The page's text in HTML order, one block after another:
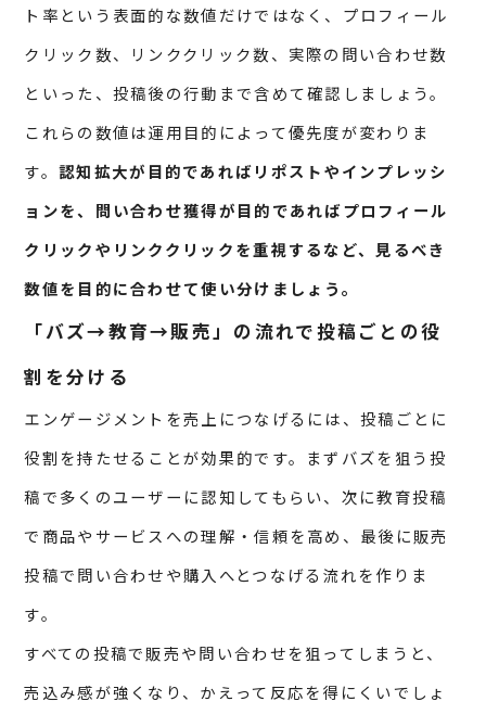
ト率という表面的な数値だけではなく、プロフィール
クリック数、リンククリック数、実際の問い合わせ数
といった、投稿後の行動まで含めて確認しましょう。
これらの数値は運用目的によって優先度が変わりま
す。 認知拡大が目的であればリポストやインプレッシ
ョンを、問い合わせ獲得が目的であればプロフィール
クリックやリンククリックを重視するなど、見るべき
数値を目的に合わせて使い分けましょう。
「バズ→教育→販売」の流れで投稿ごとの役
割を分ける
エンゲージメントを売上につなげるには、投稿ごとに
役割を持たせることが効果的です。まずバズを狙う投
稿で多くのユーザーに認知してもらい、次に教育投稿
で商品やサービスへの理解・信頼を高め、最後に販売
投稿で問い合わせや購入へとつなげる流れを作りま
す。
すべての投稿で販売や問い合わせを狙ってしまうと、
売込み感が強くなり、かえって反応を得にくいでしょ